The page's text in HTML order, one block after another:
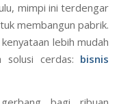
mimpi ini terdengar
membangun pabrik.
lebih mudah
solusi cerdas: bisnis